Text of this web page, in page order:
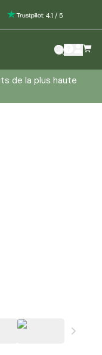
: 4.1 / 5
de la plus haute